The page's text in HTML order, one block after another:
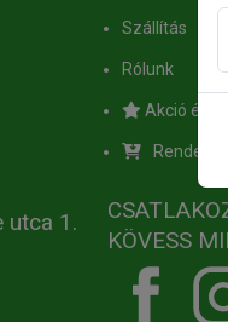
utca 1.
Szállítás
Rólunk
Akció
KÖVESS